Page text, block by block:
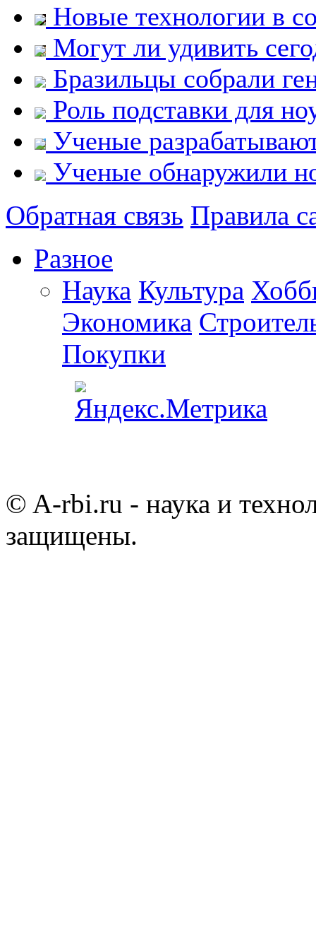
Новые технологии в
Могут ли удивить
Бразильцы собрали
Роль подставки для
Ученые
Ученые обнаружили
Обратная связь Правила
Разное
Наука Культура
Экономика
Покупки
© A-rbi.ru - наука и
защищены.